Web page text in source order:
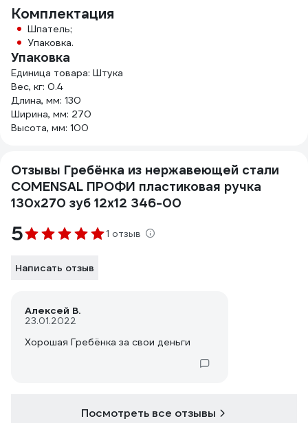
Комплектация
Шпатель;
Упаковка.
Упаковка
Единица товара: Штука
Вес, кг: 0.4
Длина, мм: 130
Ширина, мм: 270
Высота, мм: 100
Отзывы Гребёнка из нержавеющей стали
COMENSAL ПРОФИ пластиковая ручка
130х270 зуб 12х12 346-00
5 1 отзыв
Написать отзыв
Алексей В.
23.01.2022
Хорошая Гребёнка за свои деньги
Посмотреть все отзывы